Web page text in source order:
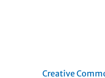
Creative